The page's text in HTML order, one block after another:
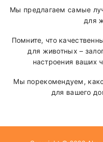
Мы предлагаем самые
для
Помните, что
для животных –
настроения ваших
Мы порекомендуем,
для вашего